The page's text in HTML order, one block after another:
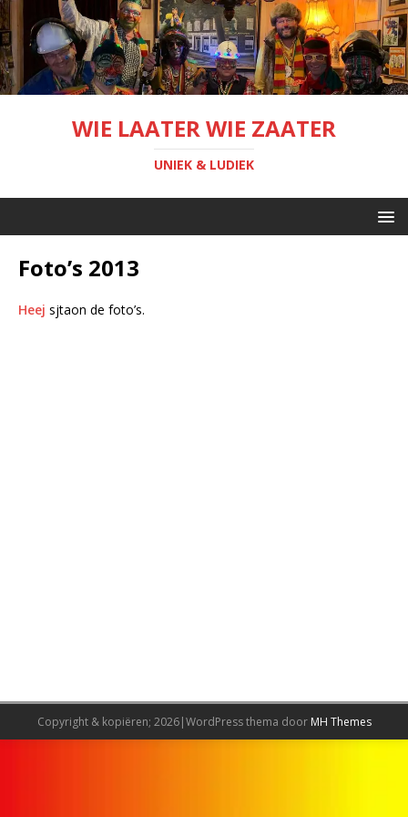
WIE LAATER WIE ZAATER
UNIEK & LUDIEK
Foto’s 2013
Heej sjtaon de foto’s.
Copyright & kopiëren; 2026|WordPress thema door MH Themes